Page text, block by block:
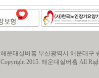
해운대실버홈 부산광역시 해운대구
Copyright 2015. 해운대실버홈 All